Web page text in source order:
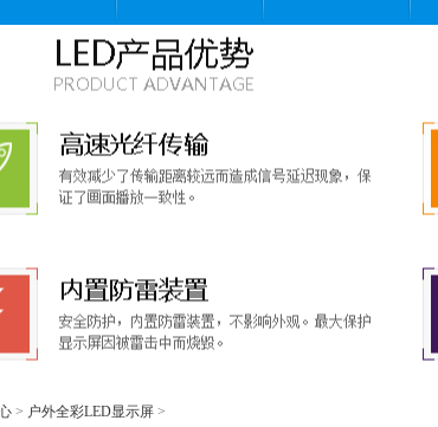
> 户外全彩LED显示屏 >